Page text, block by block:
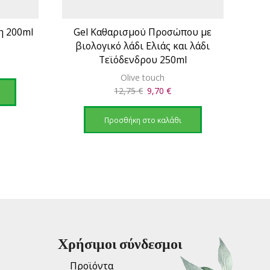
200ml
Gel Καθαρισμού Προσώπου με
βιολογικό λάδι Ελιάς και λάδι
Τεϊόδενδρου 250ml
Olive touch
12,75€ Original
9,70€Η
τιμή
Προσθήκη στο καλάθι
Χρήσιμοι σύνδεσμοι
Προϊόντα